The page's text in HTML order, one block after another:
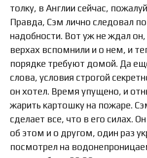
толку, в Англии сейчас,
Правда, Сэм лично следовал
надобности. Вот уж не ждал
верхах вспомнили и о нем, и
порядке требуют домой. Да
слова, условия строгой
он хотел. Время упущено, и
жарить картошку на пожаре.
сделает все, что в его силах.
об этом и о другом, один раз
посмотрел на